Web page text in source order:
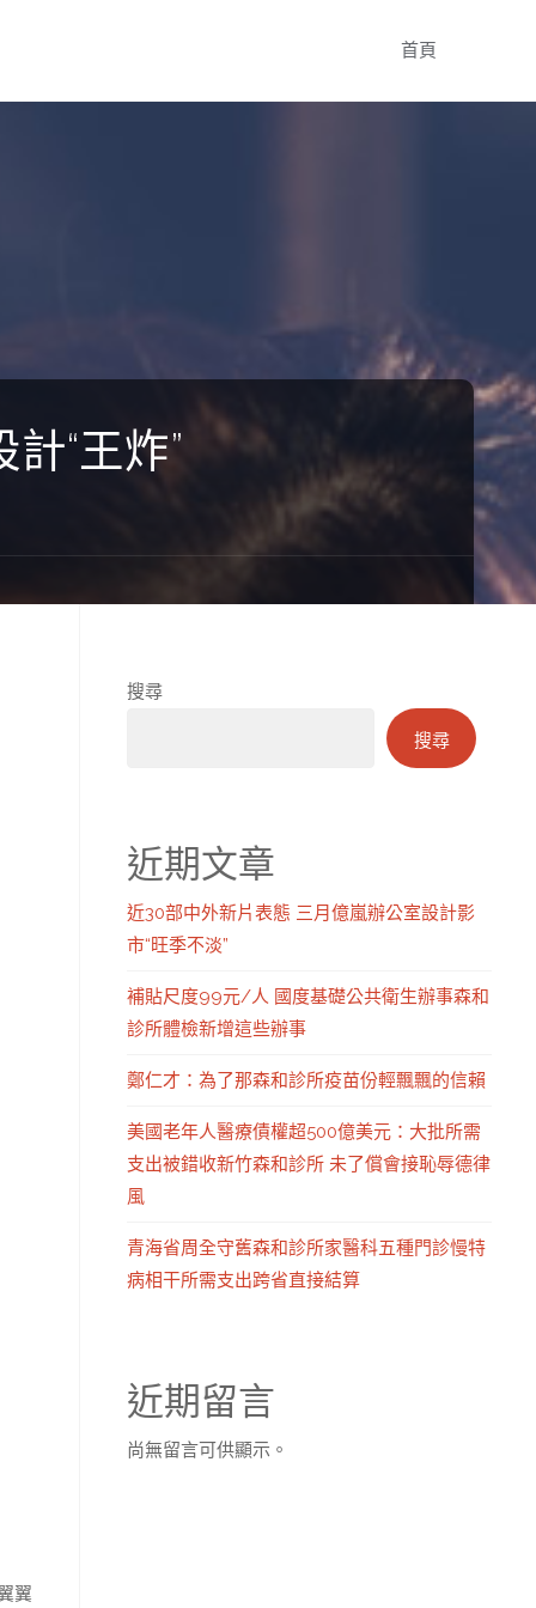
首頁
“王炸”
翼
搜尋
搜尋
近期文章
近30部中外新片表態 三月億嵐辦公室設計影
市“旺季不淡”
補貼尺度99元/人 國度基礎公共衛生辦事森和
診所體檢新增這些辦事
鄭仁才：為了那森和診所疫苗份輕飄飄的信賴
美國老年人醫療債權超500億美元：大批所需
支出被錯收新竹森和診所 未了償會接恥辱德律
風
青海省周全守舊森和診所家醫科五種門診慢特
病相干所需支出跨省直接結算
近期留言
尚無留言可供顯示。